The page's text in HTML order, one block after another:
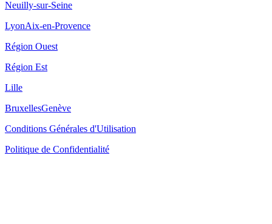
Neuilly-sur-Seine
LyonAix-en-Provence
Région Ouest
Région Est
Lille
BruxellesGenève
Conditions Générales d'Utilisation
Politique de Confidentialité